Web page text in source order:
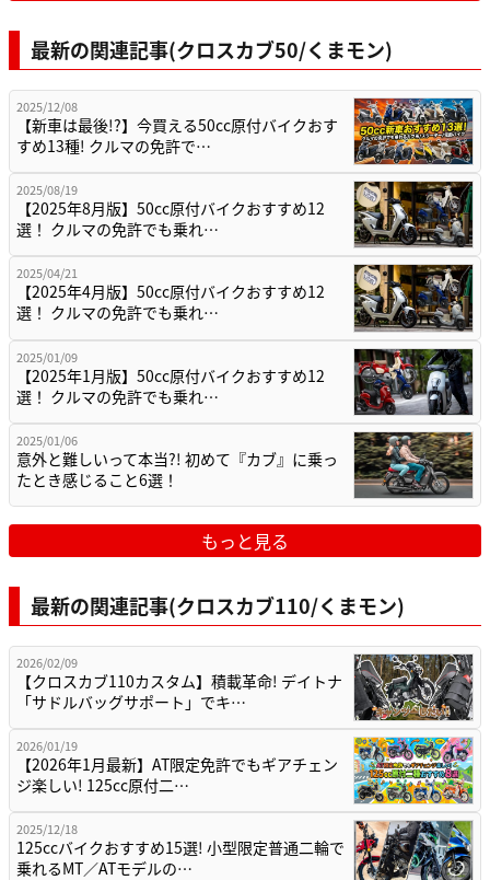
最新の関連記事(クロスカブ50/くまモン)
2025/12/08
【新車は最後!?】今買える50cc原付バイクおす
すめ13種! クルマの免許で…
2025/08/19
【2025年8月版】50cc原付バイクおすすめ12
選！ クルマの免許でも乗れ…
2025/04/21
【2025年4月版】50cc原付バイクおすすめ12
選！ クルマの免許でも乗れ…
2025/01/09
【2025年1月版】50cc原付バイクおすすめ12
選！ クルマの免許でも乗れ…
2025/01/06
意外と難しいって本当?! 初めて『カブ』に乗っ
たとき感じること6選！
もっと見る
最新の関連記事(クロスカブ110/くまモン)
2026/02/09
【クロスカブ110カスタム】積載革命! デイトナ
「サドルバッグサポート」でキ…
2026/01/19
【2026年1月最新】AT限定免許でもギアチェン
ジ楽しい! 125cc原付二…
2025/12/18
125ccバイクおすすめ15選! 小型限定普通二輪で
乗れるMT／ATモデルの…